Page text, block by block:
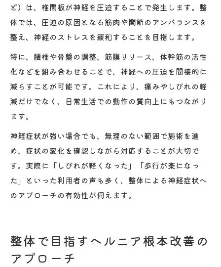
ど）は、椎間板が神経を圧迫することで発生します。整
体では、圧迫の原因となる筋肉や関節のアンバランスを
整え、神経のストレスを緩和することを目指します。
特に、腰椎や骨盤の調整、筋膜リリース、体幹筋の活性
化などを組み合わせることで、神経への圧迫を間接的に
減らすことが可能です。これにより、痛みやしびれの軽
減だけでなく、日常生活での動作の質向上にもつながり
ます。
神経症状が強い場合でも、無理のない範囲で施術を進
め、症状の変化を確認しながら対応することが大切で
す。実際に「しびれが軽くなった」「歩行が楽になっ
た」といった利用者の声も多く、整体による神経症状へ
のアプローチの有効性が伺えます。
整体で目指すヘルニア根本改善の
アプローチ